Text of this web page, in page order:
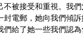
不被接受和重視。我們
封電郵，她向我們傾
們給了她一些我們認